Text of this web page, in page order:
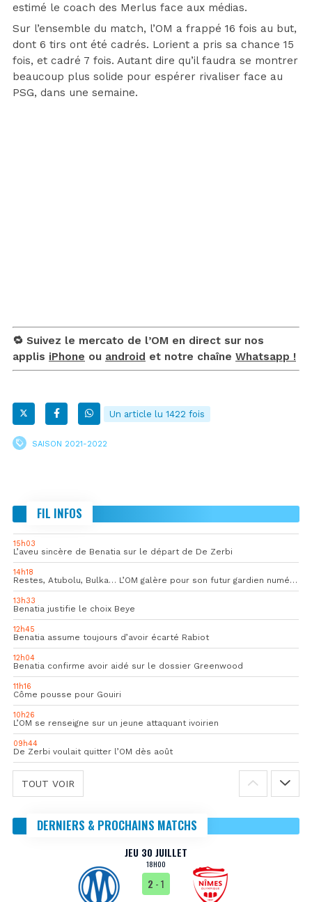
estimé le coach des Merlus face aux médias.
Sur l’ensemble du match, l’OM a frappé 16 fois au but,
dont 6 tirs ont été cadrés. Lorient a pris sa chance 15
fois, et cadré 7 fois. Autant dire qu’il faudra se montrer
beaucoup plus solide pour espérer rivaliser face au
PSG, dans une semaine.
🔁 Suivez le mercato de l’OM en direct sur nos
applis iPhone ou android et notre chaîne Whatsapp !
Un article lu 1422 fois
SAISON 2021-2022
FIL INFOS
15h03
L’aveu sincère de Benatia sur le départ de De Zerbi
14h18
Restes, Atubolu, Bulka… L’OM galère pour son futur gardien numéro 1
13h33
Benatia justifie le choix Beye
12h45
Benatia assume toujours d’avoir écarté Rabiot
12h04
Benatia confirme avoir aidé sur le dossier Greenwood
11h16
Côme pousse pour Gouiri
10h26
L’OM se renseigne sur un jeune attaquant ivoirien
09h44
De Zerbi voulait quitter l’OM dès août
TOUT VOIR
DERNIERS & PROCHAINS MATCHS
JEU 30 JUILLET
18H00
2 - 1